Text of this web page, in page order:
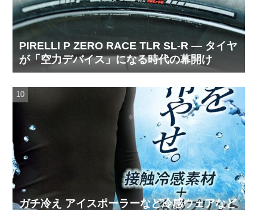
PIRELLI P ZERO RACE TLR SL-R ― タイヤ
が「空力デバイス」になる時代の幕開け
ガチ冷え アイスポーラーなど冷感ウェアなど